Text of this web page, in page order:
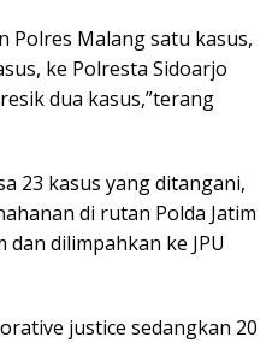
Polres Malang satu kasus,
ke Polresta Sidoarjo
dua kasus,”terang
23 kasus yang ditangani,
di rutan Polda Jatim
dilimpahkan ke JPU
justice sedangkan 20